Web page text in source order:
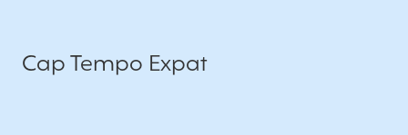
Cap Tempo Expat